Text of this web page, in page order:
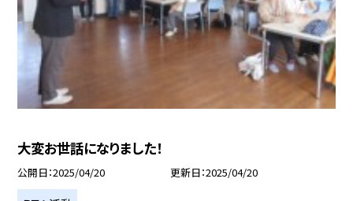
大変お世話になりました！
公開日 2025/04/20 更新日 2025/04/20